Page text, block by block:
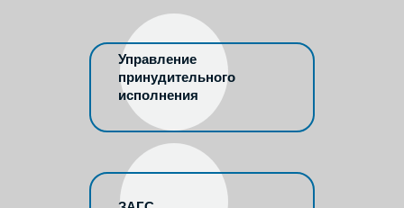
Управление
принудительного
исполнения